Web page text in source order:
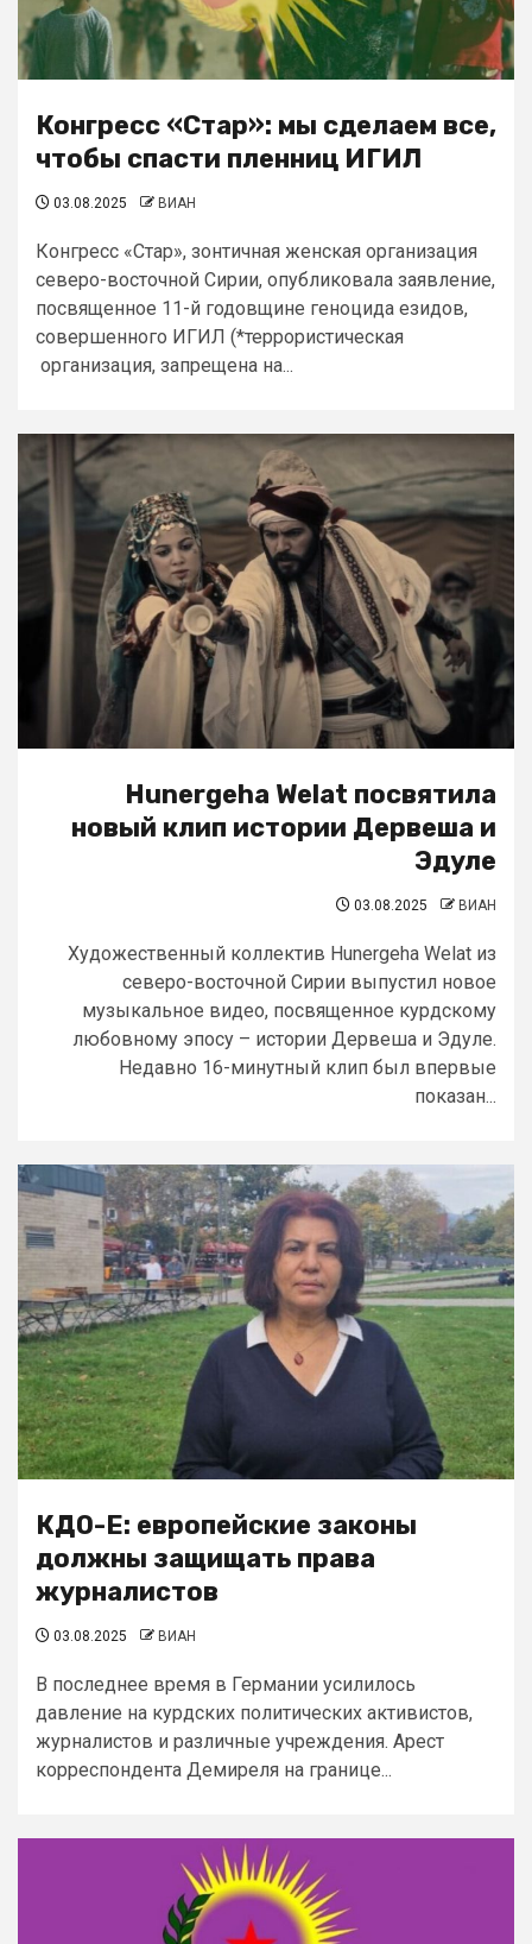
Конгресс «Стар»: мы сделаем все,
чтобы спасти пленниц ИГИЛ
03.08.2025 ВИАН
Конгресс «Стар», зонтичная женская организация
северо-восточной Сирии, опубликовала заявление,
посвященное 11-й годовщине геноцида езидов,
совершенного ИГИЛ (*террористическая
организация, запрещена на...
Hunergeha Welat посвятила
новый клип истории Дервеша и
Эдуле
03.08.2025 ВИАН
Художественный коллектив Hunergeha Welat из
северо-восточной Сирии выпустил новое
музыкальное видео, посвященное курдскому
любовному эпосу – истории Дервеша и Эдуле.
Недавно 16-минутный клип был впервые
показан...
КДО-Е: европейские законы
должны защищать права
журналистов
03.08.2025 ВИАН
В последнее время в Германии усилилось
давление на курдских политических активистов,
журналистов и различные учреждения. Арест
корреспондента Демиреля на границе...